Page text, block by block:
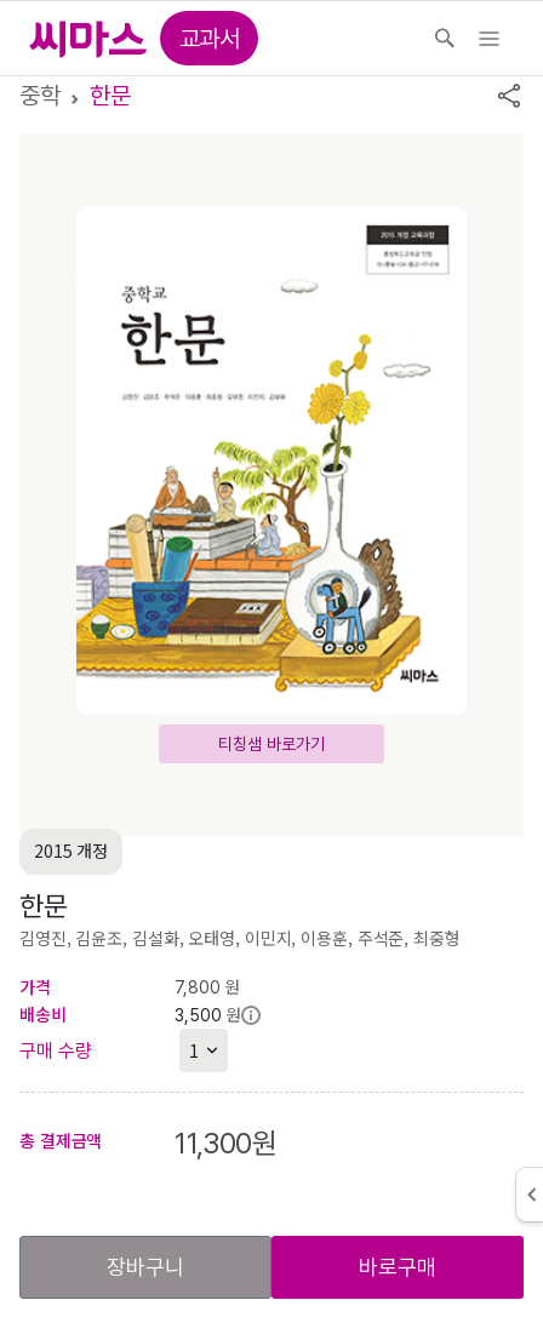
교과서
중학
한문
티칭샘 바로가기
2015 개정
한문
김영진, 김윤조, 김설화, 오태영, 이민지, 이용훈, 주석준, 최중형
가격
7,800 원
배송비
3,500 원
구매 수량
총 결제금액 11,300원
장바구니 바로구매